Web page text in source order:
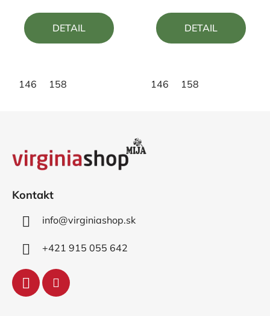
5,0
z
DETAIL
146 158
5,0
z
DETAIL
146 158
Kontakt
info@virginiashop.sk
+421 915 055 642